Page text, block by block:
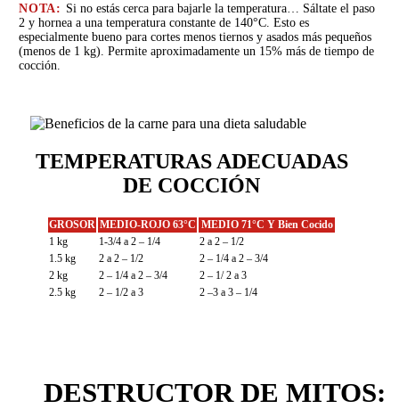
NOTA: Si no estás cerca para bajarle la temperatura… Sáltate el paso
2 y hornea a una temperatura constante de 140°C. Esto es
especialmente bueno para cortes menos tiernos y asados más pequeños
(menos de 1 kg). Permite aproximadamente un 15% más de tiempo de
cocción.
TEMPERATURAS ADECUADAS
DE COCCIÓN
GROSOR MEDIO-ROJO 63°C MEDIO 71°C Y Bien Cocido
1 kg
1-3/4 a 2 – 1/4
2 a 2 – 1/2
1.5 kg
2 a 2 – 1/2
2 – 1/4 a 2 – 3/4
2 kg
2 – 1/4 a 2 – 3/4
2 – 1/ 2 a 3
2.5 kg
2 – 1/2 a 3 2 –3 a 3 – 1/4
DESTRUCTOR DE MITOS: